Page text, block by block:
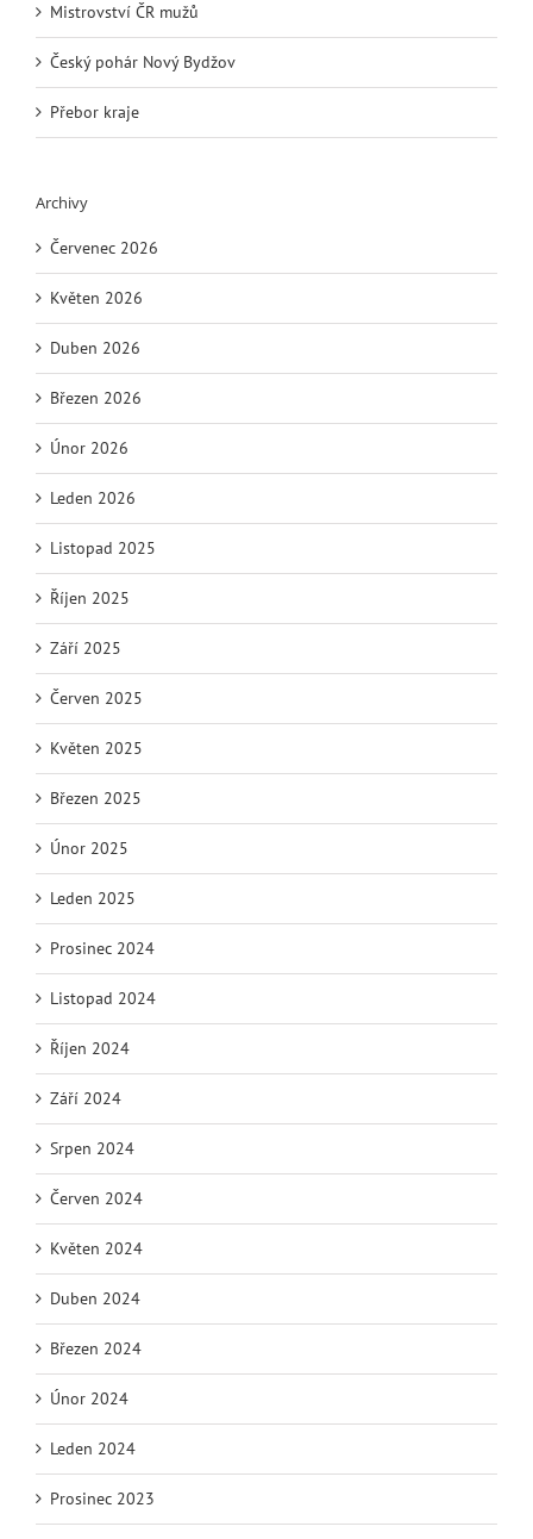
Mistrovství ČR mužů
Český pohár Nový Bydžov
Přebor kraje
Archivy
Červenec 2026
Květen 2026
Duben 2026
Březen 2026
Únor 2026
Leden 2026
Listopad 2025
Říjen 2025
Září 2025
Červen 2025
Květen 2025
Březen 2025
Únor 2025
Leden 2025
Prosinec 2024
Listopad 2024
Říjen 2024
Září 2024
Srpen 2024
Červen 2024
Květen 2024
Duben 2024
Březen 2024
Únor 2024
Leden 2024
Prosinec 2023